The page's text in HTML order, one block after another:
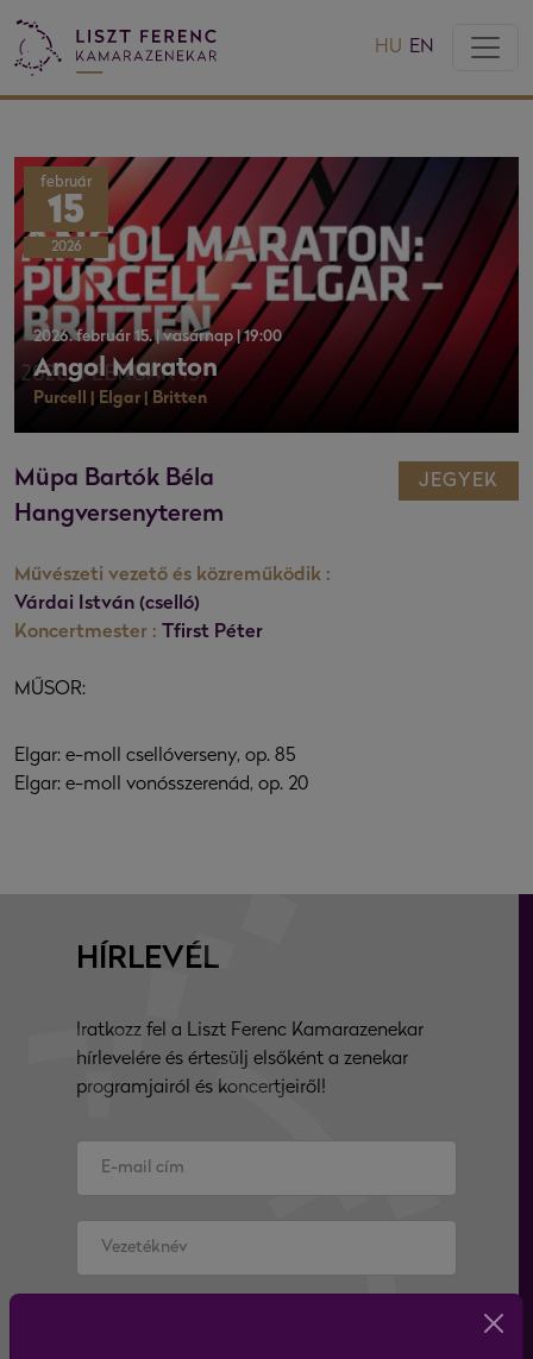
HU EN
február
15
2026
2026. február 15. | vasárnap | 19:00
Angol Maraton
Purcell | Elgar | Britten
Müpa Bartók Béla
Hangversenyterem
Művészeti vezető és közreműködik :
Várdai István (cselló)
Koncertmester : Tfirst Péter
JEGYEK
MŰSOR:
Elgar: e-moll csellóverseny, op. 85
Elgar: e-moll vonósszerenád, op. 20
HÍRLEVÉL
Iratkozz fel a Liszt Ferenc Kamarazenekar
hírlevelére és értesülj elsőként a zenekar
programjairól és koncertjeiről!